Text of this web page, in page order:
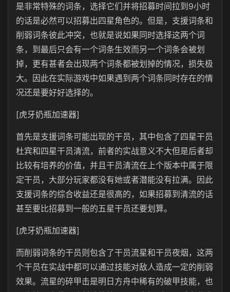
是非常特殊的词条，选择它们并将招募时间拉到9小时
的话是必然可以招募出四星角色的。但是，支援词条和
削弱词条彼此冲突，也就是说如果同时选择这两个词
条，到最后只会有一个词条生效而另一个词条会被划
掉，更有甚者会出现两个词条都被划掉的情况，损失极
大。因此在实际游戏中如果遇到两个词条同时存在的情
况还是要好好选择的。
[虎牙奶瓶加速器]
首先是支援词条可能出现的干员，其中包含了四星干员
杜宾和四星干员清流，前者的实战意义不大但是后者却
比较有培养的价值，并且干员清流在上个版本中属于限
定干员，大部分玩家都没有她或者潜能没有拉满。因此
支援词条的综合收益还是很高的，如果招募到清流的话
甚至要比招募到一般的五星干员还要划算。
[虎牙奶瓶加速器]
而削弱词条的干员则包含了干员流星和干员夜烟，这两
个干员在实战中都可以通过技能对敌人造成一定的削弱
效果。流星的碎甲击是明日方舟中稀有的破甲技能，也